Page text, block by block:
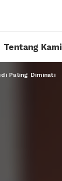
Tentang Kami
Paling Diminati